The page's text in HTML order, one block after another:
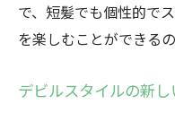
で、短髪でも個性的で
を楽しむことができるの
デビルスタイルの新